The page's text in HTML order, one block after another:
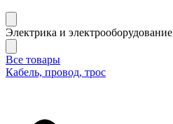
Электрика и электрооборудование
Все товары
Кабель, провод, трос